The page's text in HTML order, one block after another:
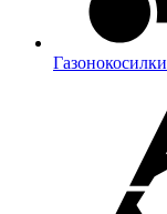
Газонокосилки